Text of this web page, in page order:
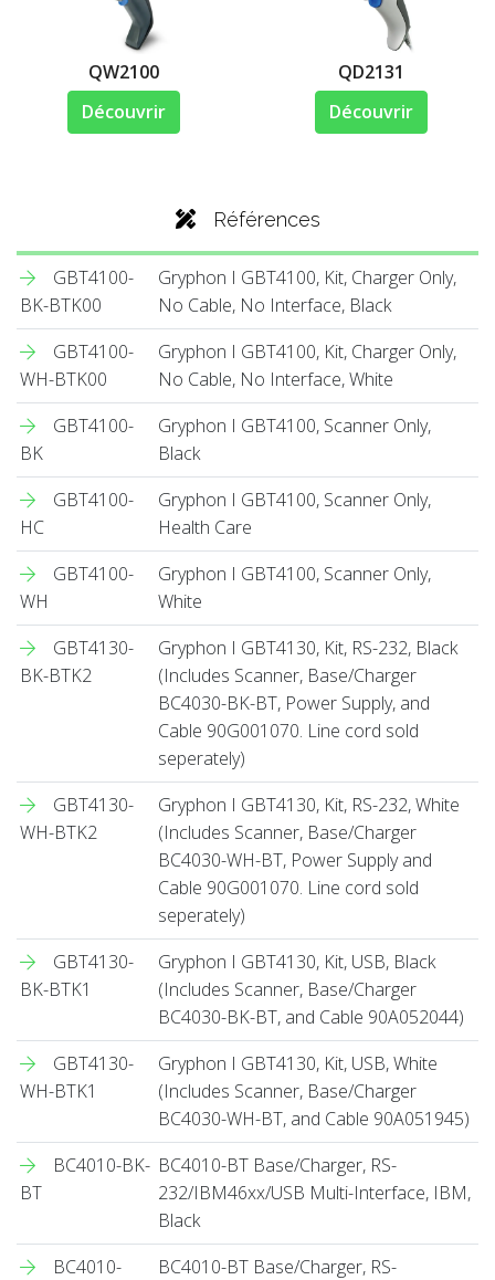
QW2100
Découvrir
QD2131
Découvrir
Références
GBT4100-
BK-BTK00
Gryphon I GBT4100, Kit, Charger Only,
No Cable, No Interface, Black
GBT4100-
WH-BTK00
Gryphon I GBT4100, Kit, Charger Only,
No Cable, No Interface, White
GBT4100-
BK
Gryphon I GBT4100, Scanner Only,
Black
GBT4100-
HC
Gryphon I GBT4100, Scanner Only,
Health Care
GBT4100-
WH
Gryphon I GBT4100, Scanner Only,
White
GBT4130-
BK-BTK2
Gryphon I GBT4130, Kit, RS-232, Black
(Includes Scanner, Base/Charger
BC4030-BK-BT, Power Supply, and
Cable 90G001070. Line cord sold
seperately)
GBT4130-
WH-BTK2
Gryphon I GBT4130, Kit, RS-232, White
(Includes Scanner, Base/Charger
BC4030-WH-BT, Power Supply and
Cable 90G001070. Line cord sold
seperately)
GBT4130-
BK-BTK1
Gryphon I GBT4130, Kit, USB, Black
(Includes Scanner, Base/Charger
BC4030-BK-BT, and Cable 90A052044)
GBT4130-
WH-BTK1
Gryphon I GBT4130, Kit, USB, White
(Includes Scanner, Base/Charger
BC4030-WH-BT, and Cable 90A051945)
BC4010-BK-
BT
BC4010-BT Base/Charger, RS-
232/IBM46xx/USB Multi-Interface, IBM,
Black
BC4010-
BC4010-BT Base/Charger, RS-